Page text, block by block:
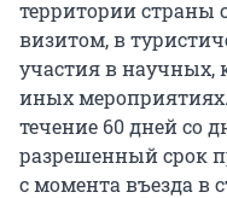
территории страны
визитом, в
участия в научных,
иных
течение 60 дней со
разрешенный срок
с момента въезда в